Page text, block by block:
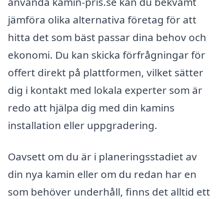
jämföra olika alternativa företag för att
hitta det som bäst passar dina behov och
ekonomi. Du kan skicka förfrågningar för
offert direkt på plattformen, vilket sätter
dig i kontakt med lokala experter som är
redo att hjälpa dig med din kamins
installation eller uppgradering.
Oavsett om du är i planeringsstadiet av
din nya kamin eller om du redan har en
som behöver underhåll, finns det alltid ett